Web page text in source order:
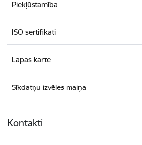
Piekļūstamība
ISO sertifikāti
Lapas karte
Sīkdatņu izvēles maiņa
Kontakti